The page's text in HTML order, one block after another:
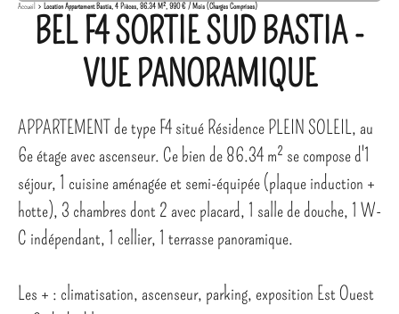
Accueil Location Appartement Bastia, 4 Pièces, 86.34 M², 990 € / Mois (Charges Comprises)
BEL F4 SORTIE SUD BASTIA -
VUE PANORAMIQUE
APPARTEMENT de type F4 situé Résidence PLEIN SOLEIL, au
6e étage avec ascenseur. Ce bien de 86.34 m² se compose d'1
séjour, 1 cuisine aménagée et semi-équipée (plaque induction +
hotte), 3 chambres dont 2 avec placard, 1 salle de douche, 1 W-
C indépendant, 1 cellier, 1 terrasse panoramique.
Les + : climatisation, ascenseur, parking, exposition Est Ouest